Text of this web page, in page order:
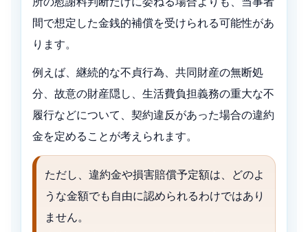
間で想定した金銭的補償を受けられる可能性があ
ります。
例えば、継続的な不貞行為、共同財産の無断処
分、故意の財産隠し、生活費負担義務の重大な不
履行などについて、契約違反があった場合の違約
金を定めることが考えられます。
ただし、違約金や損害賠償予定額は、どのよ
うな金額でも自由に認められるわけではあり
ません。